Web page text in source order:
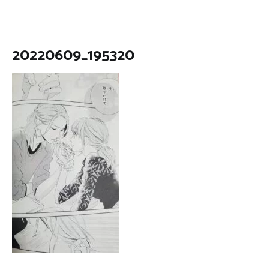
20220609_195320